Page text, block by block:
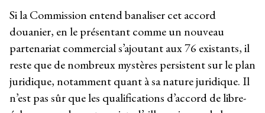
Si la Commission entend banaliser cet accord
douanier, en le présentant comme un nouveau
partenariat commercial s’ajoutant aux 76 existants, il
reste que de nombreux mystères persistent sur le plan
juridique, notamment quant à sa nature juridique. Il
n’est pas sûr que les qualifications d’accord de libre-